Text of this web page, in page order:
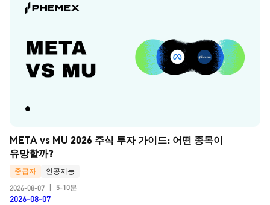
META vs MU 2026 주식 투자 가이드: 어떤 종목이
유망할까?
중급자
인공지능
2026-08-07
5-10분
2026-08-07